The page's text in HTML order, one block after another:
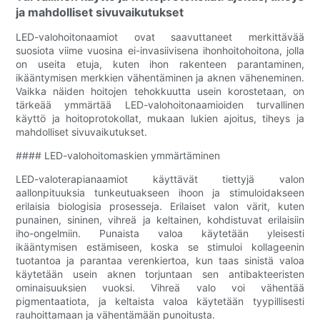
ja mahdolliset sivuvaikutukset
LED-valohoitonaamiot ovat saavuttaneet merkittävää
suosiota viime vuosina ei-invasiivisena ihonhoitohoitona, jolla
on useita etuja, kuten ihon rakenteen parantaminen,
ikääntymisen merkkien vähentäminen ja aknen väheneminen.
Vaikka näiden hoitojen tehokkuutta usein korostetaan, on
tärkeää ymmärtää LED-valohoitonaamioiden turvallinen
käyttö ja hoitoprotokollat, mukaan lukien ajoitus, tiheys ja
mahdolliset sivuvaikutukset.
#### LED-valohoitomaskien ymmärtäminen
LED-valoterapianaamiot käyttävät tiettyjä valon
aallonpituuksia tunkeutuakseen ihoon ja stimuloidakseen
erilaisia ​​biologisia prosesseja. Erilaiset valon värit, kuten
punainen, sininen, vihreä ja keltainen, kohdistuvat erilaisiin
iho-ongelmiin. Punaista valoa käytetään yleisesti
ikääntymisen estämiseen, koska se stimuloi kollageenin
tuotantoa ja parantaa verenkiertoa, kun taas sinistä valoa
käytetään usein aknen torjuntaan sen antibakteeristen
ominaisuuksien vuoksi. Vihreä valo voi vähentää
pigmentaatiota, ja keltaista valoa käytetään tyypillisesti
rauhoittamaan ja vähentämään punoitusta.